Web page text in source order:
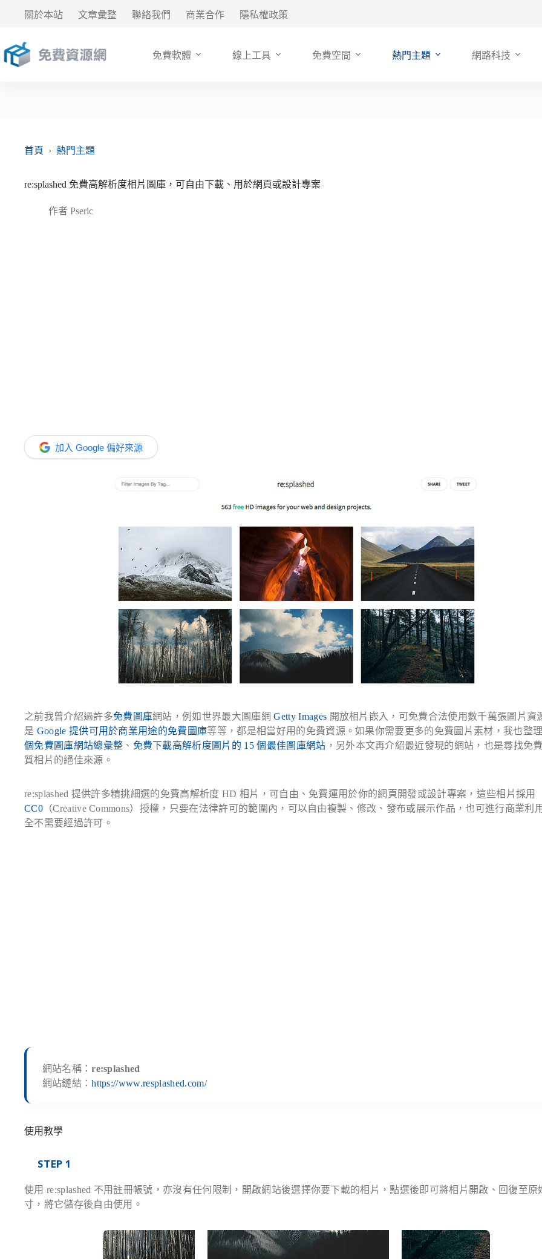
要
內
關於本站 文章彙整 聯絡我們 商業合作 隱私權政策
免費軟體 線上工具 免費空間 熱門主題 網路科技
首頁 › 熱門主題
re:splashed 免費高解析度相片圖庫，可自由下載、用於網頁或設計專案
作者 Pseric
加入 Google 偏好來源
之前我曾介紹過許多免費圖庫網站，例如世界最大圖庫網Getty Images 開放相片嵌入，可免費合法使用數千萬張圖片資
是 Google 提供可用於商業用途的免費圖庫等等，都是相當好用的免費資源。如果你需要更多的免費圖片素材，我也整
個免費圖庫網站總彙整 、 免費下載高解析度圖片的 15 個最佳圖庫網站 ，另外本文再介紹最近發現的網站，也是尋找免
質相片的絕佳來源。
re:splashed 提供許多精挑細選的免費高解析度 HD 相片，可自由、免費運用於你的網頁開發或設計專案，這些相片採用
CC0（Creative Commons）授權，只要在法律許可的範圍內，可以自由複製、修改、發布或展示作品，也可進行商業利
全不需要經過許可。
網站名稱：re:splashed
網站鏈結：https://www.resplashed.com/
使用教學
STEP 1
使用 re:splashed 不用註冊帳號，亦沒有任何限制，開啟網站後選擇你要下載的相片，點選後即可將相片開啟、回復至原
寸，將它儲存後自由使用。